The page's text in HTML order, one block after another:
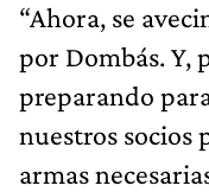
“Ahora, se
por Dombás. Y,
preparando
nuestros socios
armas